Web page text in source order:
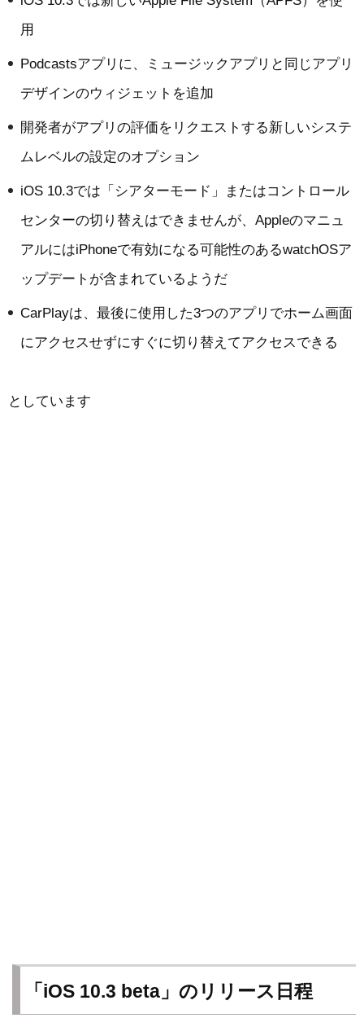
用
Podcastsアプリに、ミュージックアプリと同じアプリ
デザインのウィジェットを追加
開発者がアプリの評価をリクエストする新しいシステ
ムレベルの設定のオプション
iOS 10.3では「シアターモード」またはコントロール
センターの切り替えはできませんが、Appleのマニュ
アルにはiPhoneで有効になる可能性のあるwatchOSア
ップデートが含まれているようだ
CarPlayは、最後に使用した3つのアプリでホーム画面
にアクセスせずにすぐに切り替えてアクセスできる
としています
「iOS 10.3 beta」のリリース日程